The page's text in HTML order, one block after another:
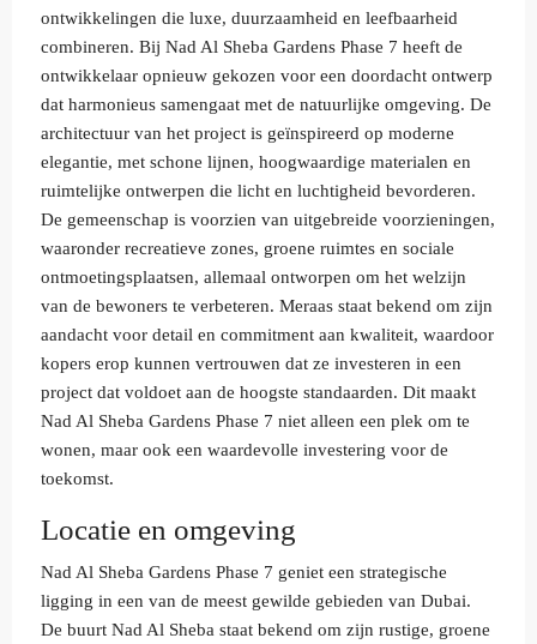
ontwikkelingen die luxe, duurzaamheid en leefbaarheid
combineren. Bij Nad Al Sheba Gardens Phase 7 heeft de
ontwikkelaar opnieuw gekozen voor een doordacht ontwerp
dat harmonieus samengaat met de natuurlijke omgeving. De
architectuur van het project is geïnspireerd op moderne
elegantie, met schone lijnen, hoogwaardige materialen en
ruimtelijke ontwerpen die licht en luchtigheid bevorderen.
De gemeenschap is voorzien van uitgebreide voorzieningen,
waaronder recreatieve zones, groene ruimtes en sociale
ontmoetingsplaatsen, allemaal ontworpen om het welzijn
van de bewoners te verbeteren. Meraas staat bekend om zijn
aandacht voor detail en commitment aan kwaliteit, waardoor
kopers erop kunnen vertrouwen dat ze investeren in een
project dat voldoet aan de hoogste standaarden. Dit maakt
Nad Al Sheba Gardens Phase 7 niet alleen een plek om te
wonen, maar ook een waardevolle investering voor de
toekomst.
Locatie en omgeving
Nad Al Sheba Gardens Phase 7 geniet een strategische
ligging in een van de meest gewilde gebieden van Dubai.
De buurt Nad Al Sheba staat bekend om zijn rustige, groene